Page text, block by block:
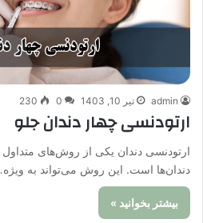
admin تیر 10, 1403 0
230
ارتودنسی چهار دندان جلو
ارتودنسی دندان یکی از روش‌های متداول
دندان‌ها است. این روش می‌تواند به
بیشتر بخوانید »